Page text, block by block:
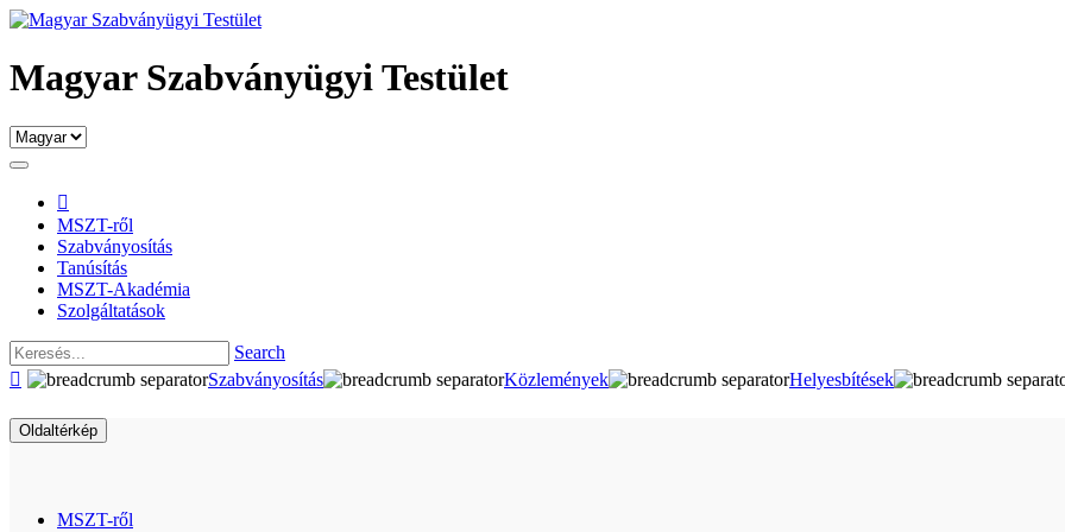
Magyar Szabványügyi Testület

MSZT-ről
Szabványosítás
Tanúsítás
MSZT-Akadémia
Szolgáltatások
Search

Szabványosítás Közlemények Helyesbítések
Oldaltérkép
MSZT-ről